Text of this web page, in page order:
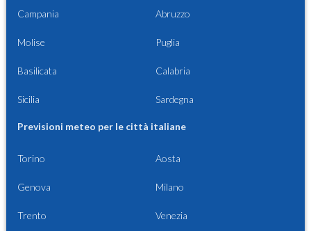
Campania Abruzzo
Molise Puglia
Basilicata Calabria
Sicilia Sardegna
Previsioni meteo per le città italiane
Torino Aosta
Genova Milano
Trento Venezia